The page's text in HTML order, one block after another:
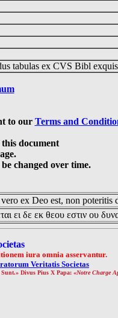
tabulas ex CVS Bibl
to our Terms and
document
changed over time.
ex Deo est, non poteritis
ει δε εκ θεου εστιν ου
iura omnia asservantur.
Veritatis Societas
Divus Pius X Papa: «Notre Charge